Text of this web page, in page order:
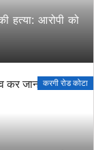
हत्या: आरोपी को
करगी रोड कोटा